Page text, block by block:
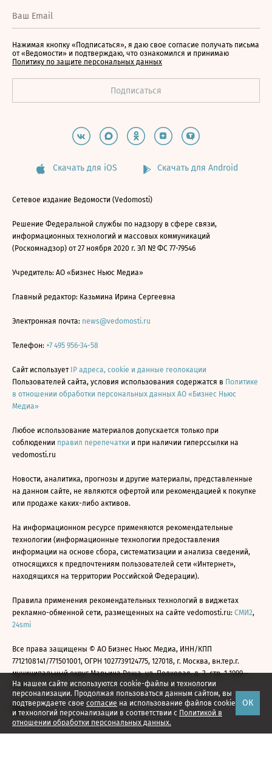
На нашем сайте используются cookie-файлы и технологии
персонализации. Продолжая пользоваться данным сайтом, вы
подтверждаете свое согласие на использование файлов cookie
и технологий персонализации в соответствии с Политикой в
отношении обработки персональных данных.
ОК
Нажимая кнопку «Подписаться», я даю свое согласие получать письма
от «Ведомости» и подтверждаю, что ознакомился и принимаю
Политику по защите персональных данных
Скачать для iOS Скачать для Android
Сетевое издание Ведомости (Vedomosti)
Решение Федеральной службы по надзору в сфере связи,
информационных технологий и массовых коммуникаций
(Роскомнадзор) от 27 ноября 2020 г. ЭЛ № ФС 77-79546
Учредитель: АО «Бизнес Ньюс Медиа»
Главный редактор: Казьмина Ирина Сергеевна
Электронная почта: news@vedomosti.ru
Телефон: +7 495 956-34-58
Сайт использует IP адреса, cookie и данные геолокации
Пользователей сайта, условия использования содержатся в Политике
в отношении обработки персональных данных АО «Бизнес Ньюс
Медиа»
Любое использование материалов допускается только при
соблюдении правил перепечатки и при наличии гиперссылки на
vedomosti.ru
Новости, аналитика, прогнозы и другие материалы, представленные
на данном сайте, не являются офертой или рекомендацией к покупке
или продаже каких-либо активов.
На информационном ресурсе применяются рекомендательные
технологии (информационные технологии предоставления
информации на основе сбора, систематизации и анализа сведений,
относящихся к предпочтениям пользователей сети «Интернет»,
находящихся на территории Российской Федерации).
Правила применения рекомендательных технологий в виджетах
рекламно-обменной сети, размещенных на сайте vedomosti.ru: СМИ2,
24smi
Все права защищены © АО Бизнес Ньюс Медиа, ИНН/КПП
7712108141/771501001, ОГРН 1027739124775, 127018, г. Москва, вн.тер.г.
муниципальный округ Марьина Роща, ул. Полковая, д. 3, стр. 1 1999—
2026